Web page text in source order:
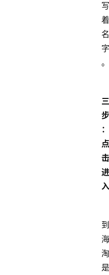
写
着
名
字
。
三
步
：
点
击
进
入
到
海
淘
是